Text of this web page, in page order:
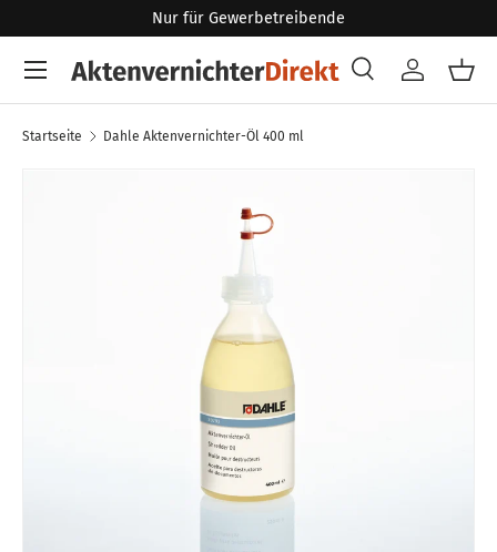
Direkt zum Inhalt
Nur für Gewerbetreibende
Suchen
Art
SucheKonto
Menü
Startseite Dahle Aktenvernichter-Öl 400 ml
Zu Produktinformationen springen